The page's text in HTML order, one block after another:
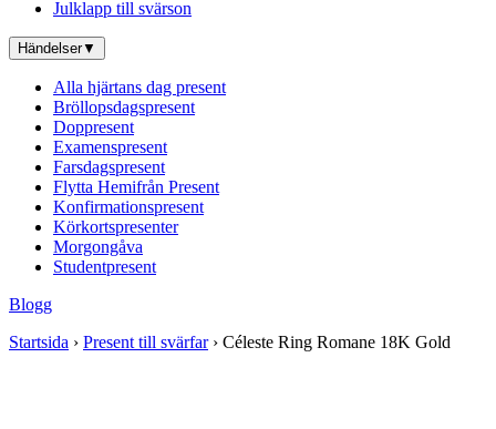
Julklapp till svärson
Händelser▼
Alla hjärtans dag present
Bröllopsdagspresent
Doppresent
Examenspresent
Farsdagspresent
Flytta Hemifrån Present
Konfirmationspresent
Körkortspresenter
Morgongåva
Studentpresent
Blogg
Startsida › Present till svärfar› Céleste Ring Romane 18K Gold